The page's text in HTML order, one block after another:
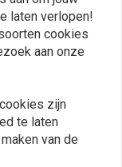
de schokdemper(s)
laten verlopen!
cookies
aan onze
zijn
te laten
van de